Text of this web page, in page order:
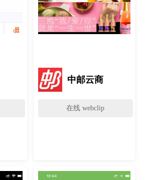
中邮云商
在线 webclip